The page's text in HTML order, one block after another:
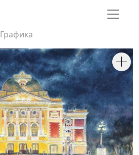
Графика